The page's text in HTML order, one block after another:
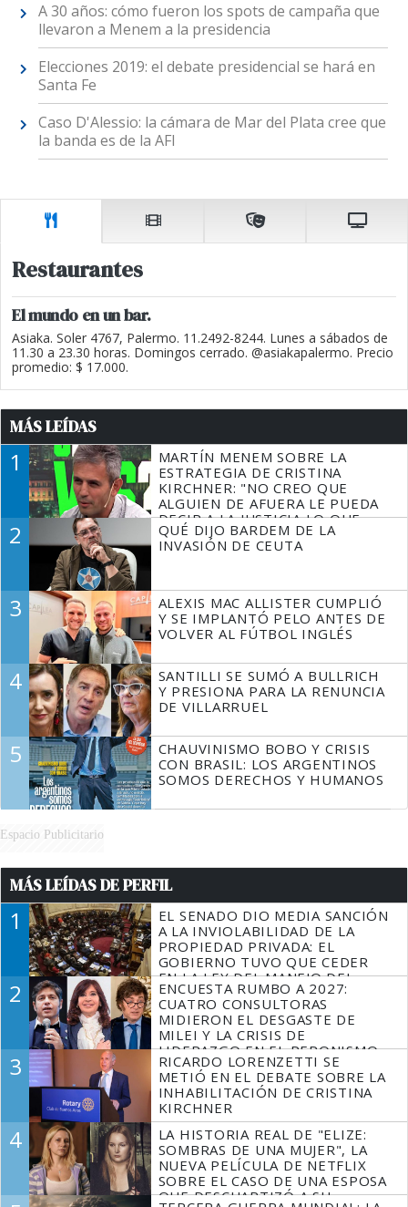
A 30 años: cómo fueron los spots de campaña que
llevaron a Menem a la presidencia
Elecciones 2019: el debate presidencial se hará en
Santa Fe
Caso D'Alessio: la cámara de Mar del Plata cree que
la banda es de la AFI
Restaurantes
El mundo en un bar.
Asiaka. Soler 4767, Palermo. 11.2492-8244. Lunes a sábados de
11.30 a 23.30 horas. Domingos cerrado. @asiakapalermo. Precio
promedio: $ 17.000.
MÁS LEÍDAS
1
MARTÍN MENEM SOBRE LA
ESTRATEGIA DE CRISTINA
KIRCHNER: "NO CREO QUE
ALGUIEN DE AFUERA LE PUEDA
DECIR A LA JUSTICIA LO QUE
TIENE QUE HACER"
2
QUÉ DIJO BARDEM DE LA
INVASIÓN DE CEUTA
3
ALEXIS MAC ALLISTER CUMPLIÓ
Y SE IMPLANTÓ PELO ANTES DE
VOLVER AL FÚTBOL INGLÉS
4
SANTILLI SE SUMÓ A BULLRICH
Y PRESIONA PARA LA RENUNCIA
DE VILLARRUEL
5
CHAUVINISMO BOBO Y CRISIS
CON BRASIL: LOS ARGENTINOS
SOMOS DERECHOS Y HUMANOS
Espacio Publicitario
MÁS LEÍDAS DE PERFIL
1
EL SENADO DIO MEDIA SANCIÓN
A LA INVIOLABILIDAD DE LA
PROPIEDAD PRIVADA: EL
GOBIERNO TUVO QUE CEDER
EN LA LEY DEL MANEJO DEL
FUEGO
2
ENCUESTA RUMBO A 2027:
CUATRO CONSULTORAS
MIDIERON EL DESGASTE DE
MILEI Y LA CRISIS DE
LIDERAZGO EN EL PERONISMO
3
RICARDO LORENZETTI SE
METIÓ EN EL DEBATE SOBRE LA
INHABILITACIÓN DE CRISTINA
KIRCHNER
4
LA HISTORIA REAL DE "ELIZE:
SOMBRAS DE UNA MUJER", LA
NUEVA PELÍCULA DE NETFLIX
SOBRE EL CASO DE UNA ESPOSA
QUE DESCUARTIZÓ A SU